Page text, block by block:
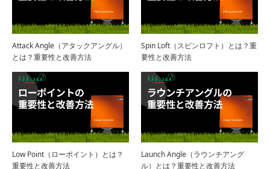
Attack Angle（アタックアングル）
とは？重要性と改善方法
Spin Loft（スピンロフト）とは？重
要性と改善方法
Low Point（ローポイント）とは？
重要性と改善方法
Launch Angle（ラウンチアング
ル）とは？重要性と改善方法